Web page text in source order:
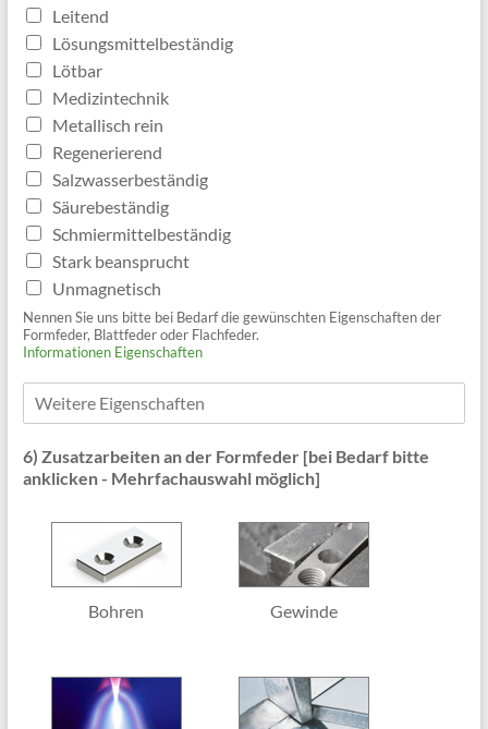
Leitend
Lösungsmittelbeständig
Lötbar
Medizintechnik
Metallisch rein
Regenerierend
Salzwasserbeständig
Säurebeständig
Schmiermittelbeständig
Stark beansprucht
Unmagnetisch
Nennen Sie uns bitte bei Bedarf die gewünschten Eigenschaften der
Formfeder, Blattfeder oder Flachfeder.
Informationen Eigenschaften
t
e
6) Zusatzarbeiten an der Formfeder [bei Bedarf bitte
anklicken - Mehrfachauswahl möglich]
Bohren Gewinde